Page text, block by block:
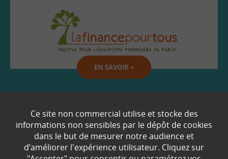
EN SAVOIR +
Partenaires
Espace Presse
Ce site non commercial utilise et stocke des
informations non sensibles par le dépôt de cookies
dans le but de mesurer notre audience et
d’améliorer l'expérience utilisateur. Cliquez sur